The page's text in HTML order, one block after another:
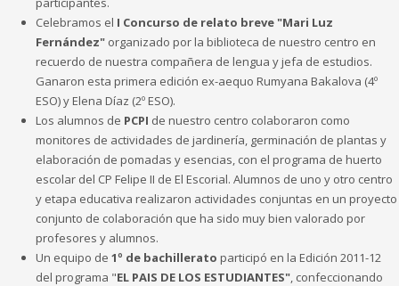
Celebramos el I Concurso de relato breve "Mari Luz
Fernández" organizado por la biblioteca de nuestro centro en
recuerdo de nuestra compañera de lengua y jefa de estudios.
Ganaron esta primera edición ex-aequo Rumyana Bakalova (4º
ESO) y Elena Díaz (2º ESO).
Los alumnos de PCPI de nuestro centro colaboraron como
monitores de actividades de jardinería, germinación de plantas y
elaboración de pomadas y esencias, con el programa de huerto
escolar del CP Felipe II de El Escorial. Alumnos de uno y otro centro
y etapa educativa realizaron actividades conjuntas en un proyecto
conjunto de colaboración que ha sido muy bien valorado por
profesores y alumnos.
Un equipo de 1º de bachillerato participó en la Edición 2011-12
del programa "EL PAIS DE LOS ESTUDIANTES" , confeccionando